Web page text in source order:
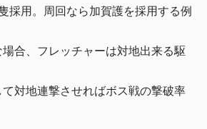
採用。周回なら加賀護を採用する例
場合、フレッチャーは対地出来る駆
対地連撃させればボス戦の撃破率